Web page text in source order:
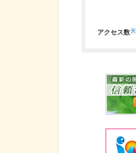
アクセス数※